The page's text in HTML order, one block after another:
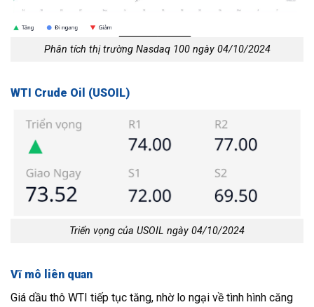
Phân tích thị trường Nasdaq 100 ngày 04/10/2024
WTI Crude Oil (USOIL)
Triển vọng của USOIL ngày 04/10/2024
Vĩ mô liên quan
Giá dầu thô WTI tiếp tục tăng, nhờ lo ngại về tình hình căng